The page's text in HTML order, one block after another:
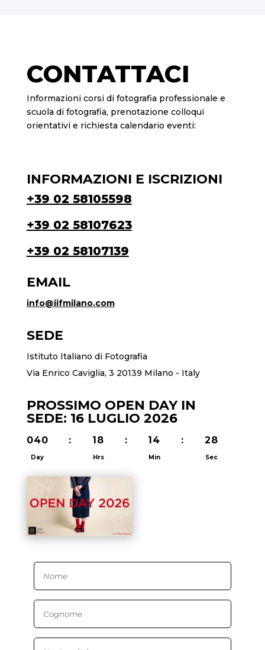
CONTATTACI
Informazioni corsi di fotografia professionale e
scuola di fotografia, prenotazione colloqui
orientativi e richiesta calendario eventi:
INFORMAZIONI E ISCRIZIONI
+39 02 58105598
+39 02 58107623
+39 02 58107139
EMAIL
info@iifmilano.com
SEDE
Istituto Italiano di Fotografia
Via Enrico Caviglia, 3 20139 Milano - Italy
PROSSIMO OPEN DAY IN
SEDE: 16 LUGLIO 2026
040
Day
: 18
Hrs
: 14
Min
: 28
Sec